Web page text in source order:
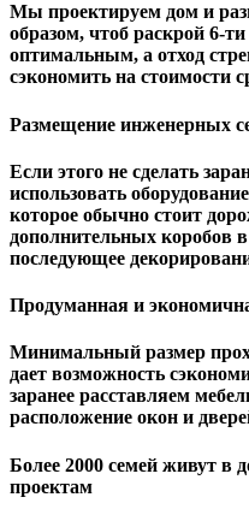
Мы проектируем дом и
образом, чтоб раскрой 6-
оптимальным, а отход
сэкономить на стоимости
Размещение инженерных
Если этого не сделать
использовать
которое обычно стоит
дополнительных коробов
последующее
Продуманная и
Минимальный размер
дает возможность
заранее расставляем
расположение окон и
Более 2000 семей живут в
проектам